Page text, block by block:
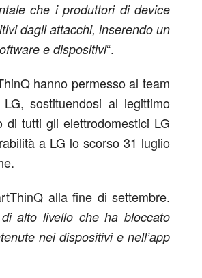
che i produttori di device
dagli attacchi, inserendo un
e dispositivi“.
hanno permesso al team
sostituendosi al legittimo
tutti gli elettrodomestici LG
a LG lo scorso 31 luglio
alla fine di settembre.
alto livello che ha bloccato
nei dispositivi e nell’app